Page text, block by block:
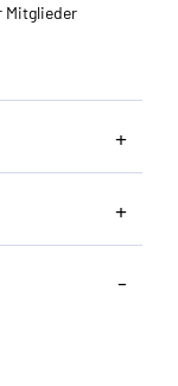
Mitglieder